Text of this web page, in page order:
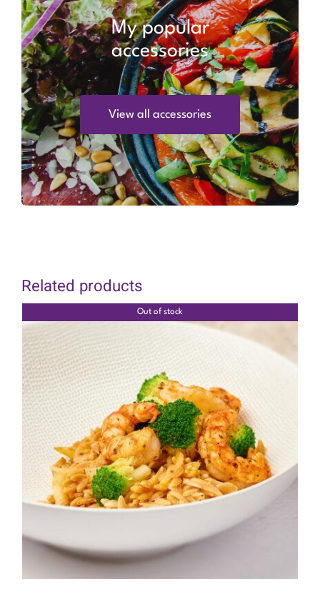
My popular
accessories
View all accessories
Related products
Out of stock